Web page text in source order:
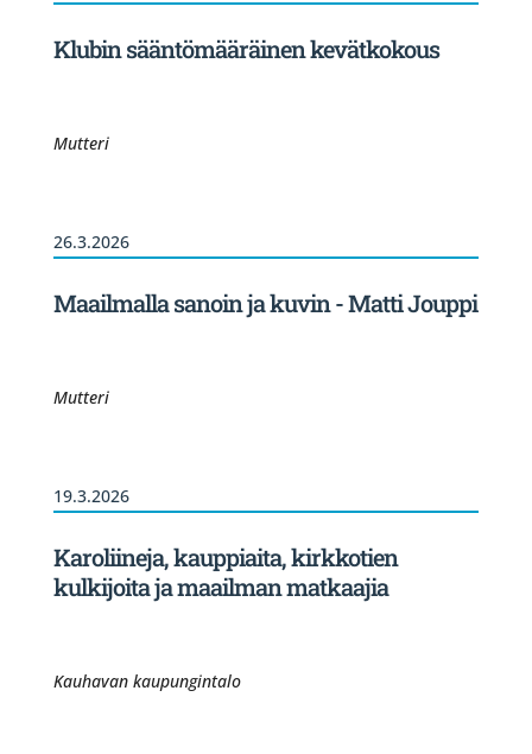
Klubin sääntömääräinen kevätkokous
Mutteri
26.3.2026
Maailmalla sanoin ja kuvin - Matti Jouppi
Mutteri
19.3.2026
Karoliineja, kauppiaita, kirkkotien
kulkijoita ja maailman matkaajia
Kauhavan kaupungintalo